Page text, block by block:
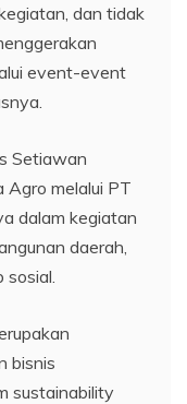
dan tidak
event-event
Setiawan
Agro melalui PT
dalam kegiatan
daerah,
bisnis
sustainability